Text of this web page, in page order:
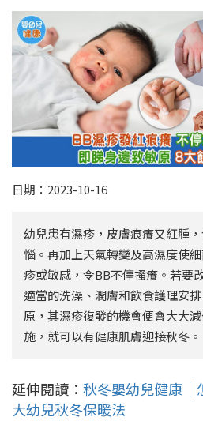
日期：2023-10-16
幼兒患有濕疹，皮膚痕癢又紅腫
惱。再加上天氣轉變及高濕度使
疹或敏感，令BB不停搔癢。若要
適當的洗澡、潤膚和飲食護理安
原，其濕疹復發的機會便會大大
施，就可以有健康肌膚迎接秋冬。
延伸閱讀： 秋冬嬰幼兒健康｜
大幼兒秋冬保暖法